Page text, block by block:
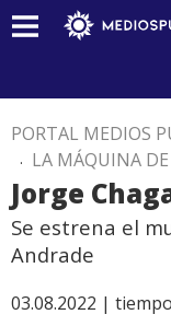
PORTAL MEDIOS
. LA MÁQUINA
Jorge
Se estrena el
Andrade
03.08.2022 |